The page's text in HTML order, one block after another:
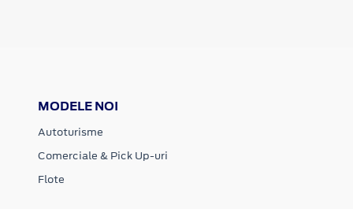
MODELE NOI
Autoturisme
Comerciale & Pick Up-uri
Flote